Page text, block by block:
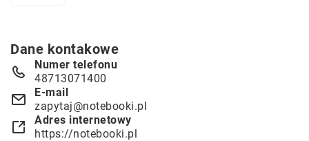
Dane kontakowe
Numer telefonu
48713071400
E-mail
zapytaj@notebooki.pl
Adres internetowy
https://notebooki.pl